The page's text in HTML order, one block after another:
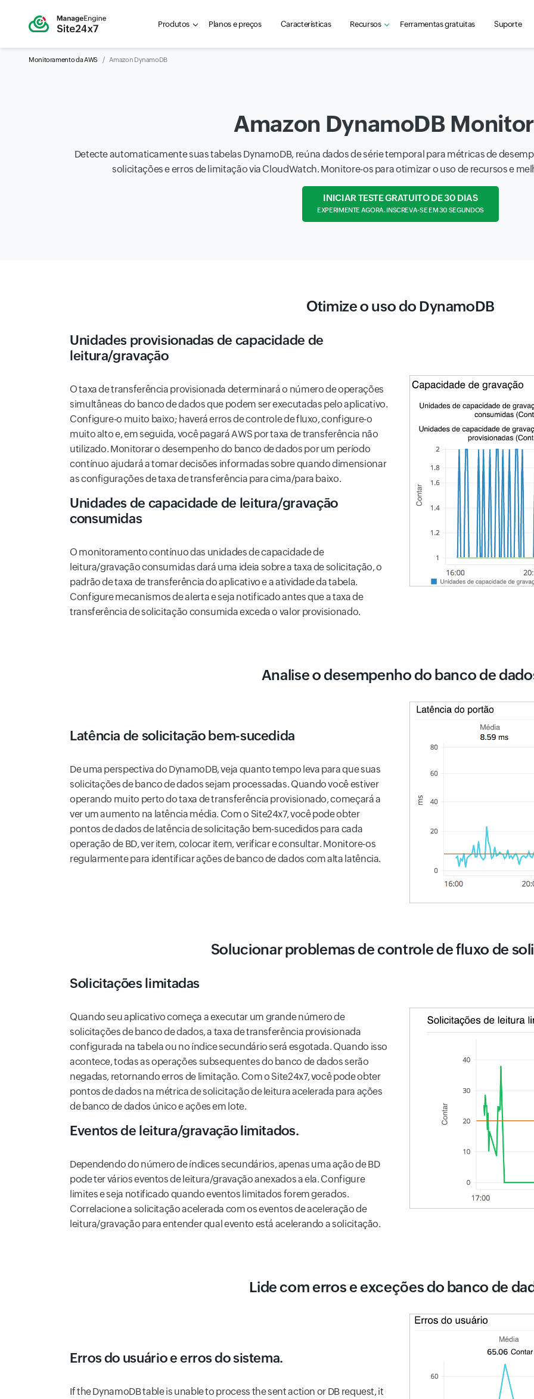
Produtos Planos e preços Características Recursos Ferramentas gratuitas Suporte
Monitoramento da AWS Amazon DynamoDB
Amazon DynamoDB
Detecte automaticamente suas tabelas DynamoDB, reúna dados de série temporal para métricas de
solicitações e erros de limitação via CloudWatch. Monitore-os para otimizar o uso de recursos e
INICIAR TESTE GRATUITO DE 30 DIAS
EXPERIMENTE AGORA. INSCREVA-SE EM 30 SEGUNDOS
Otimize o uso do DynamoDB
Unidades provisionadas de capacidade de
leitura/gravação
O taxa de transferência provisionada determinará o número de operações
simultâneas do banco de dados que podem ser executadas pelo aplicativo.
Configure-o muito baixo; haverá erros de controle de fluxo, configure-o
muito alto e, em seguida, você pagará AWS por taxa de transferência não
utilizado. Monitorar o desempenho do banco de dados por um período
contínuo ajudará a tomar decisões informadas sobre quando dimensionar
as configurações de taxa de transferência para cima/para baixo.
Unidades de capacidade de leitura/gravação
consumidas
O monitoramento contínuo das unidades de capacidade de
leitura/gravação consumidas dará uma ideia sobre a taxa de solicitação, o
padrão de taxa de transferência do aplicativo e a atividade da tabela.
Configure mecanismos de alerta e seja notificado antes que a taxa de
transferência de solicitação consumida exceda o valor provisionado.
Analise o desempenho do banco de
Latência de solicitação bem-sucedida
De uma perspectiva do DynamoDB, veja quanto tempo leva para que suas
solicitações de banco de dados sejam processadas. Quando você estiver
operando muito perto do taxa de transferência provisionado, começará a
ver um aumento na latência média. Com o Site24x7, você pode obter
pontos de dados de latência de solicitação bem-sucedidos para cada
operação de BD, ver item, colocar item, verificar e consultar. Monitore-os
regularmente para identificar ações de banco de dados com alta latência.
Solucionar problemas de controle de fluxo de
Solicitações limitadas
Quando seu aplicativo começa a executar um grande número de
solicitações de banco de dados, a taxa de transferência provisionada
configurada na tabela ou no índice secundário será esgotada. Quando isso
acontece, todas as operações subsequentes do banco de dados serão
negadas, retornando erros de limitação. Com o Site24x7, você pode obter
pontos de dados na métrica de solicitação de leitura acelerada para ações
de banco de dados único e ações em lote.
Eventos de leitura/gravação limitados.
Dependendo do número de índices secundários, apenas uma ação de BD
pode ter vários eventos de leitura/gravação anexados a ela. Configure
limites e seja notificado quando eventos limitados forem gerados.
Correlacione a solicitação acelerada com os eventos de aceleração de
leitura/gravação para entender qual evento está acelerando a solicitação.
Lide com erros e exceções do banco de
Erros do usuário e erros do sistema.
If the DynamoDB table is unable to process the sent action or DB request, it